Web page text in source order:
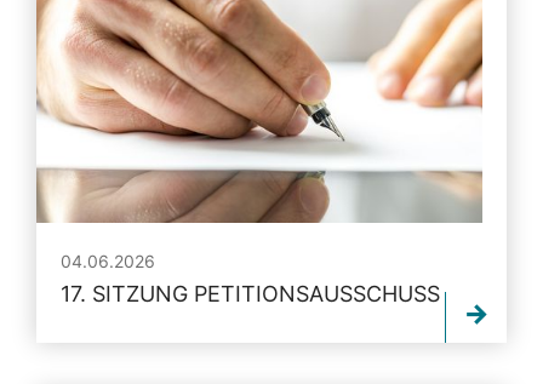
04.06.2026
17. SITZUNG PETITIONSAUSSCHUSS